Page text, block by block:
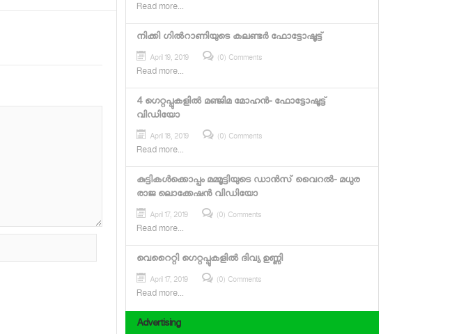
Read more...
നിക്കി ഗില്‍റാണിയുടെ കലണ്ടര്‍ ഫോട്ടോഷൂട്ട്
April 19, 2019 (0) Comments
Read more...
4 ഗെറ്റപ്പുകളില്‍ മഞ്ജിമ മോഹന്‍- ഫോട്ടോഷൂട്ട്
വിഡിയോ
April 18, 2019 (0) Comments
Read more...
കുട്ടികള്‍ക്കൊപ്പം മമ്മൂട്ടിയുടെ ഡാന്‍സ് വൈറല്‍- മധുര
രാജ ലൊക്കേഷന്‍ വിഡിയോ
April 17, 2019 (0) Comments
Read more...
വെറൈറ്റി ഗെറ്റപ്പുകളില്‍ ദിവ്യ ഉണ്ണി
April 17, 2019 (0) Comments
Read more...
Advertising